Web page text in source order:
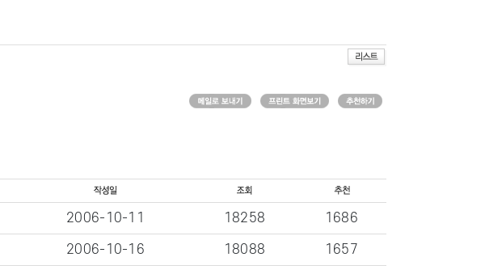
2006-10-11 18258 1686
2006-10-16 18088 1657